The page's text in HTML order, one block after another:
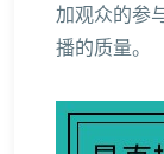
加观众的参
播的质量。